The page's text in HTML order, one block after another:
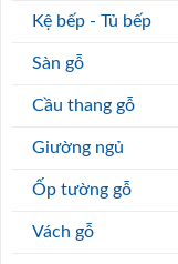
Kệ bếp - Tủ bếp
Sàn gỗ
Cầu thang gỗ
Giường ngủ
Ốp tường gỗ
Vách gỗ